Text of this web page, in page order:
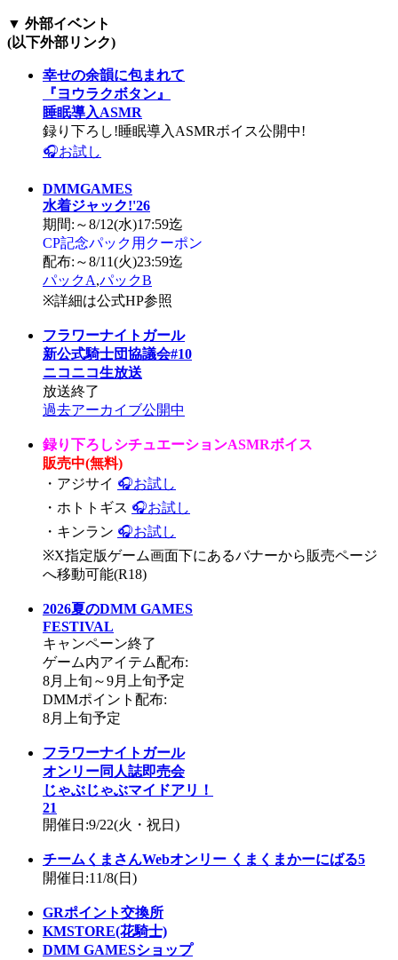
▼ 外部イベント
(以下外部リンク)
幸せの余韻に包まれて
『ヨウラクボタン』
睡眠導入ASMR
録り下ろし!睡眠導入ASMRボイス公開中!
🎧お試し
DMMGAMES
水着ジャック!'26
期間:～8/12(水)17:59迄
CP記念パック用クーポン
配布:～8/11(火)23:59迄
パックA,パックB
※詳細は公式HP参照
フラワーナイトガール
新公式騎士団協議会#10
ニコニコ生放送
放送終了
過去アーカイブ公開中
録り下ろしシチュエーションASMRボイス
販売中(無料)
・アジサイ 🎧お試し
・ホトトギス 🎧お試し
・キンラン 🎧お試し
※X指定版ゲーム画面下にあるバナーから販売ページ
へ移動可能(R18)
2026夏のDMM GAMES
FESTIVAL
キャンペーン終了
ゲーム内アイテム配布:
8月上旬～9月上旬予定
DMMポイント配布:
8月上旬予定
フラワーナイトガール
オンリー同人誌即売会
じゃぶじゃぶマイドアリ！
21
開催日:9/22(火・祝日)
チームくまさんWebオンリー くまくまかーにばる5
開催日:11/8(日)
GRポイント交換所
KMSTORE(花騎士)
DMM GAMESショップ